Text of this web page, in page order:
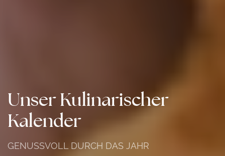
Unser Kulinarischer
Kalender
GENUSSVOLL DURCH DAS JAHR